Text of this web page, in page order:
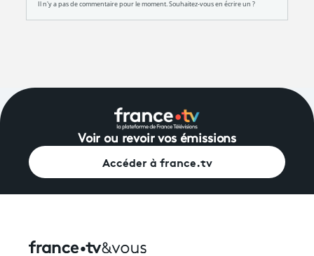
Voir ou revoir vos émissions
Accéder à france.tv